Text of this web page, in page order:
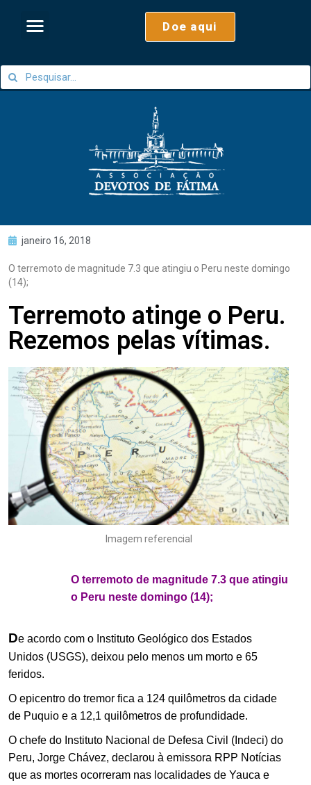
Doe aqui
janeiro 16, 2018
O terremoto de magnitude 7.3 que atingiu o Peru neste domingo
(14);
Terremoto atinge o Peru.
Rezemos pelas vítimas.
Imagem referencial
O terremoto de magnitude 7.3 que atingiu
o Peru neste domingo (14);
De acordo com o Instituto Geológico dos Estados
Unidos (USGS), deixou pelo menos um morto e 65
feridos.
O epicentro do tremor fica a 124 quilômetros da cidade
de Puquio e a 12,1 quilômetros de profundidade.
O chefe do Instituto Nacional de Defesa Civil (Indeci) do
Peru, Jorge Chávez, declarou à emissora RPP Notícias
que as mortes ocorreram nas localidades de Yauca e